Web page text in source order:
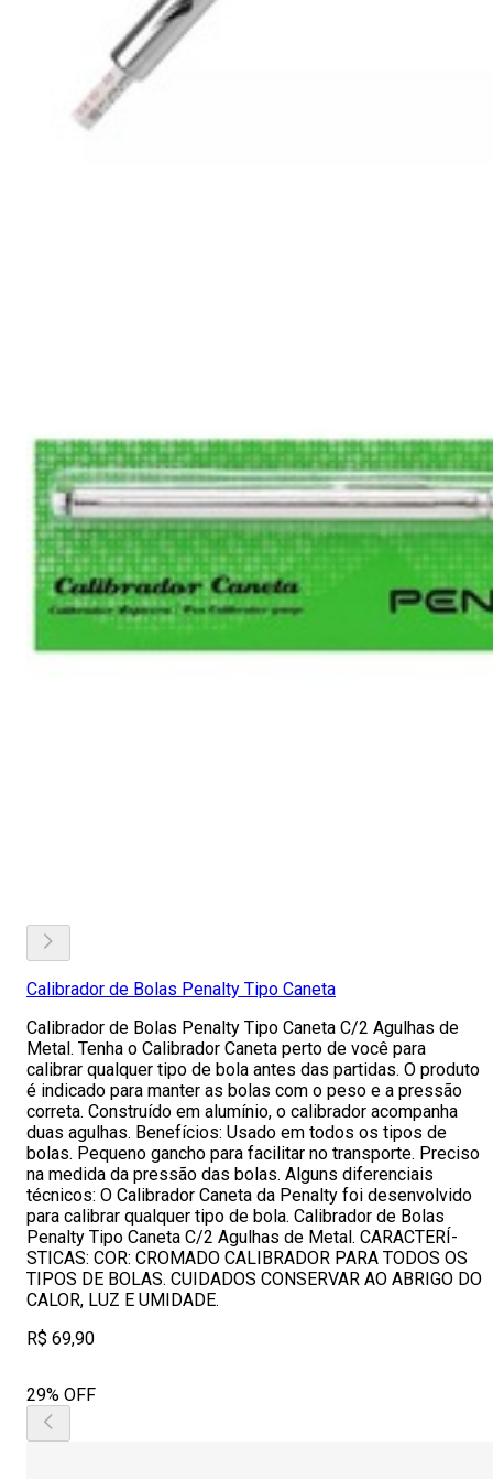
Calibrador de Bolas Penalty Tipo Caneta
Calibrador de Bolas Penalty Tipo Caneta C/2 Agulhas de
Metal. Tenha o Calibrador Caneta perto de você para
calibrar qualquer tipo de bola antes das partidas. O produto
é indicado para manter as bolas com o peso e a pressão
correta. Construído em alumínio, o calibrador acompanha
duas agulhas. Benefícios: Usado em todos os tipos de
bolas. Pequeno gancho para facilitar no transporte. Preciso
na medida da pressão das bolas. Alguns diferenciais
técnicos: O Calibrador Caneta da Penalty foi desenvolvido
para calibrar qualquer tipo de bola. Calibrador de Bolas
Penalty Tipo Caneta C/2 Agulhas de Metal. CARACTERÍ­
STICAS: COR: CROMADO CALIBRADOR PARA TODOS OS
TIPOS DE BOLAS. CUIDADOS CONSERVAR AO ABRIGO DO
CALOR, LUZ E UMIDADE.
R$ 69,90
29% OFF